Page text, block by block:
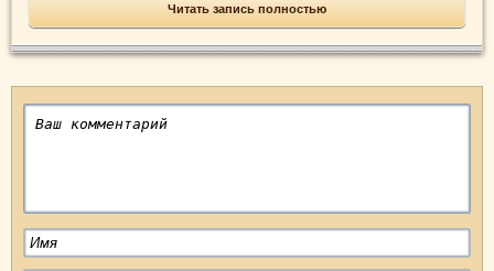
Читать запись полностью